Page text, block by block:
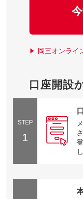
岡三オンライ
口座開設
STEP
1